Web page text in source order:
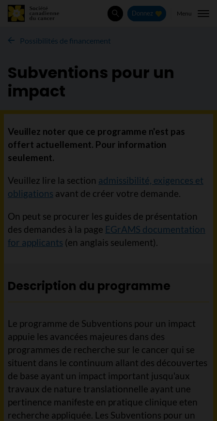
Rechercher
Donnez Menu
Possibilités de financement
Subventions pour un
impact
Veuillez noter que ce programme n'est pas
offert actuellement. Pour information
seulement.
Veuillez lire la section admissibilité, exigences et
obligations avant de créer votre demande.
On peut se procurer les guides de présentation
des demandes à la page EGrAMS documentation
for applicants (en anglais seulement).
Description du programme
Le programme de Subventions pour un impact
appuie les avancées majeures dans des
programmes de recherche sur le cancer qui se
situent dans le continuum allant des découvertes
de base ayant un impact important jusqu'aux
travaux de nature translationnelle ayant une
pertinence manifeste en pratique clinique eten
recherche appliquée. Les Subventions pour un